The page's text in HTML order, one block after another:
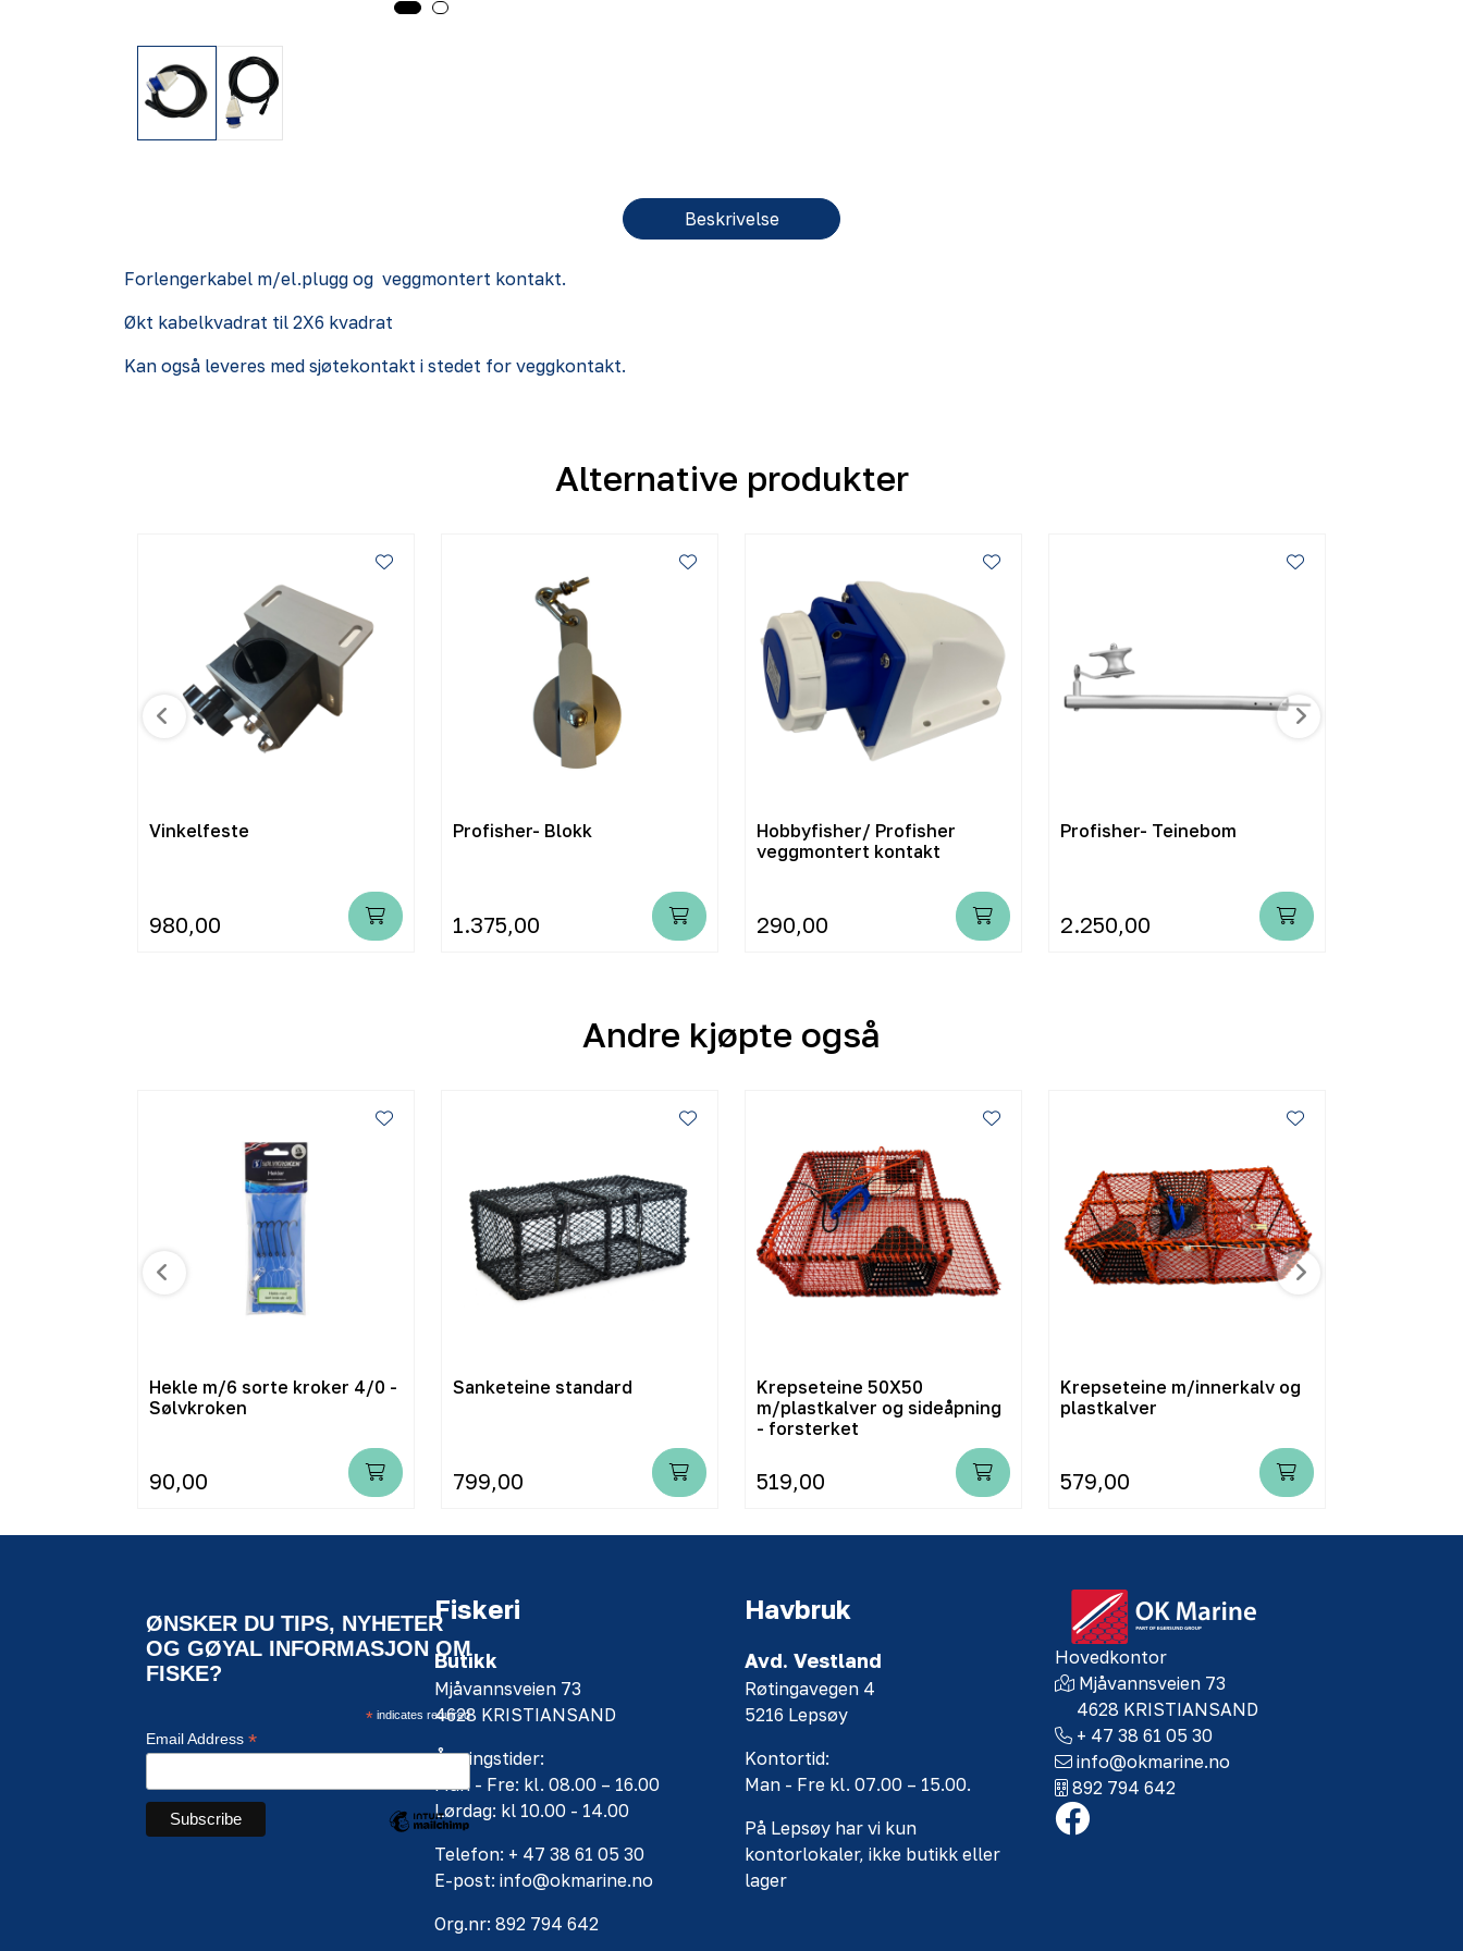
Beskrivelse
Forlengerkabel m/el.plugg og veggmontert kontakt.
Økt kabelkvadrat til 2X6 kvadrat
Kan også leveres med sjøtekontakt i stedet for veggkontakt.
Alternative produkter
Vinkelfeste
980,00
Profisher- Blokk
1.375,00
Hobbyfisher/ Profisher
veggmontert kontakt
290,00
Profisher- Teinebom
2.250,00
Andre kjøpte også
Hekle m/6 sorte kroker 4/0 -
Sølvkroken
90,00
Sanketeine standard
799,00
Krepseteine 50X50
m/plastkalver og sideåpning
- forsterket
519,00
Krepseteine m/innerkalv og
plastkalver
579,00
ØNSKER DU TIPS, NYHETER
OG GØYAL INFORMASJON OM
FISKE?
*indicates required
Email Address *
Fiskeri
Butikk
Mjåvannsveien 73
4628 KRISTIANSAND
Åpningstider:
Man - Fre: kl. 08.00 – 16.00
Lørdag: kl 10.00 - 14.00
Telefon: + 47 38 61 05 30
E-post: info@okmarine.no
Org.nr: 892 794 642
Havbruk
Avd. Vestland
Røtingavegen 4
5216 Lepsøy
Kontortid:
Man - Fre kl. 07.00 – 15.00.
På Lepsøy har vi kun
kontorlokaler, ikke butikk eller
lager
Hovedkontor
Mjåvannsveien 73
4628 KRISTIANSAND
+ 47 38 61 05 30
info@okmarine.no
892 794 642